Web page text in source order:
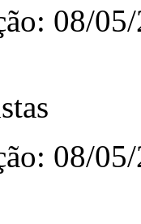
08/
08/